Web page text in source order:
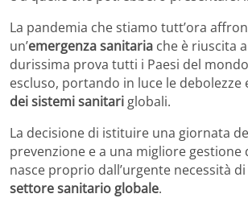
La pandemia che stiamo tutt’ora
un’emergenza sanitaria che è riuscita
durissima prova tutti i Paesi del
escluso, portando in luce le debolezze
dei sistemi sanitari globali.
La decisione di istituire una giornata
prevenzione e a una migliore gestione
nasce proprio dall’urgente necessità di
settore sanitario globale.